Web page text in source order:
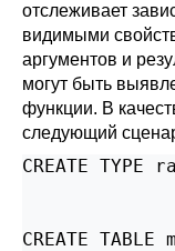
отслеживает
видимыми
аргументов и
могут быть
функции. В
следующий
CREATE
CREATE